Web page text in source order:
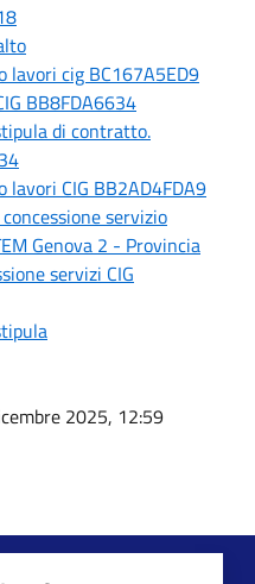
lavori cig BC167A5ED9
BB8FDA6634
di contratto.
lavori CIG BB2AD4FDA9
servizio
Genova 2 - Provincia
servizi CIG
2025, 12:59